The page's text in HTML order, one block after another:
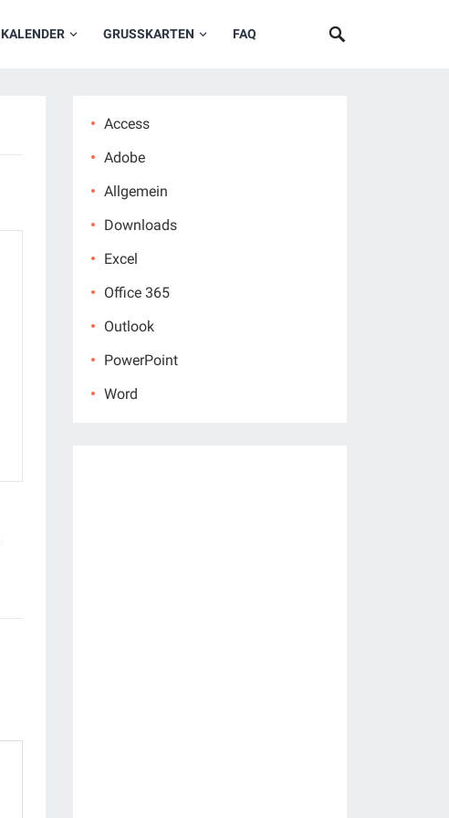
KALENDER GRUSSKARTEN FAQ
Access
Adobe
Allgemein
Downloads
Excel
Office 365
Outlook
PowerPoint
Word